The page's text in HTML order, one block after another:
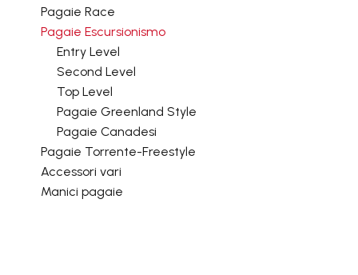
Pagaie Race
Pagaie Escursionismo
Entry Level
Second Level
Top Level
Pagaie Greenland Style
Pagaie Canadesi
Pagaie Torrente-Freestyle
Accessori vari
Manici pagaie